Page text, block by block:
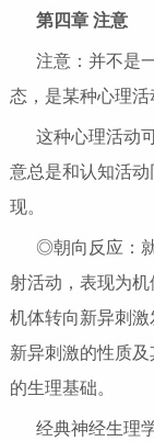
第四章 注意
注意：并不是
态，是某种心理活
这种心理活动
意总是和认知活
现。
◎朝向反应：就
射活动，表现为
机体转向新异刺
新异刺激的性质
的生理基础。
经典神经生理